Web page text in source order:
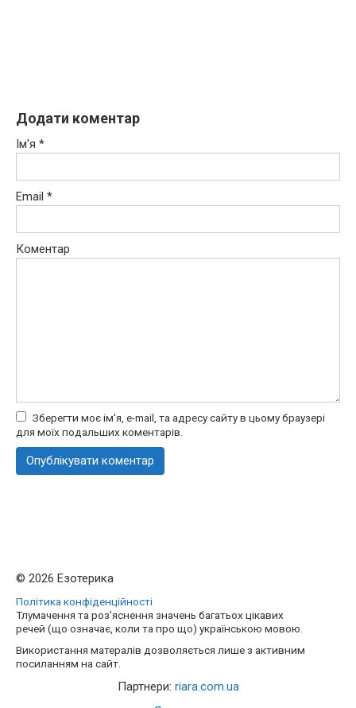
Додати коментар
Ім'я *
Email *
Коментар
Зберегти моє ім'я, e-mail, та адресу сайту в цьому браузері
для моїх подальших коментарів.
© 2026 Езотерика
Політика конфіденційності
Тлумачення та роз'яснення значень багатьох цікавих
речей (що означає, коли та про що) українською мовою.
Використання матералів дозволяється лише з активним
посиланням на сайт.
Партнери: riara.com.ua